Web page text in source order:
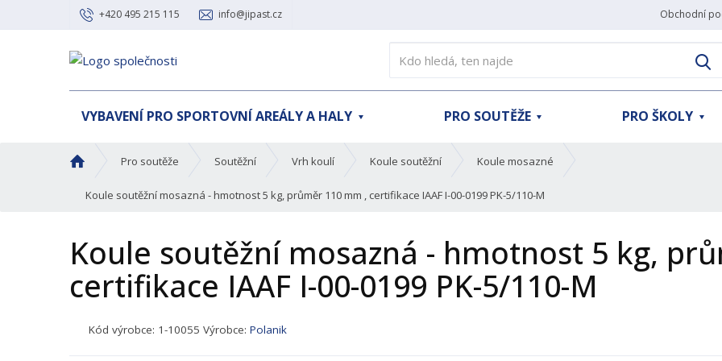
+420 495 215 115 info@jipast.cz Obchodní
VYBAVENÍ PRO SPORTOVNÍ AREÁLY A HALY PRO SOUTĚŽE PRO ŠKOLY
o
í
s
t
r
n
a
Pro soutěže Soutěžní Vrh koulí Koule soutěžní Koule mosazné
Koule soutěžní mosazná - hmotnost 5 kg, průměr 110 mm , certifikace IAAF I-00-0199 PK-5/110-M
Koule soutěžní mosazná - hmotnost 5 kg,
certifikace IAAF I-00-0199 PK-5/110-M
K
Kód výrobce: 1-10055 Výrobce:Polanik